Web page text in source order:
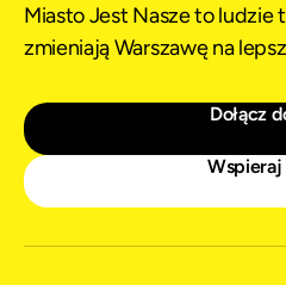
Miasto Jest Nasze to ludzie
zmieniają Warszawę na
Dołącz
Wspieraj